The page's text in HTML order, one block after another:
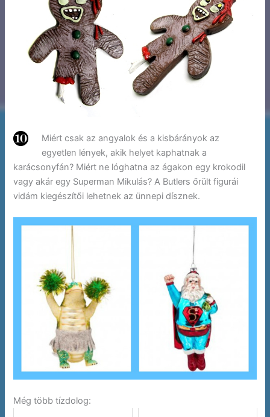
Miért csak az angyalok és a kisbárányok az
egyetlen lények, akik helyet kaphatnak a
karácsonyfán? Miért ne lóghatna az ágakon egy krokodil
vagy akár egy Superman Mikulás? A Butlers őrült figurái
vidám kiegészítői lehetnek az ünnepi dísznek.
Még több tízdolog: